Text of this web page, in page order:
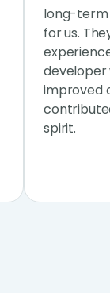
long-
for us.
developer
improved
spirit.